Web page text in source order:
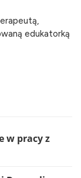
edukatorką
w pracy z